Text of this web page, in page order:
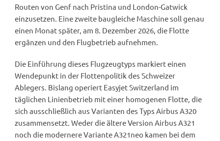
Routen von Genf nach Pristina und London-Gatwick
einzusetzen. Eine zweite baugleiche Maschine soll genau
einen Monat später, am 8. Dezember 2026, die Flotte
ergänzen und den Flugbetrieb aufnehmen.
Die Einführung dieses Flugzeugtyps markiert einen
Wendepunkt in der Flottenpolitik des Schweizer
Ablegers. Bislang operiert Easyjet Switzerland im
täglichen Linienbetrieb mit einer homogenen Flotte, die
sich ausschließlich aus Varianten des Typs Airbus A320
zusammensetzt. Weder die ältere Version Airbus A321
noch die modernere Variante A321neo kamen bei dem